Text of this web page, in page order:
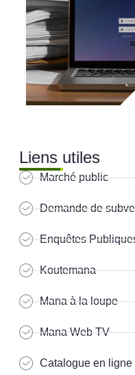
Liens utiles
Marché public
Demande de
Enquêtes
Koutemana
Mana à la loupe
Mana Web TV
Catalogue en ligne